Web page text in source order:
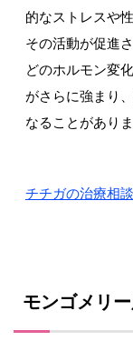
的なストレスや
その活動が促進
どのホルモン変
がさらに強まり
なることがありま
チチガの治療相
モンゴメリ